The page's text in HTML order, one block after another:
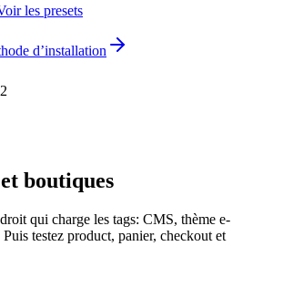
les presets
d’installation
boutiques
qui charge les tags: CMS, thème e-
testez product, panier, checkout et